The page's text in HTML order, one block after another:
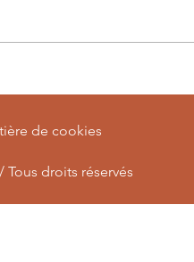
deuil
de cookies
droits réservés